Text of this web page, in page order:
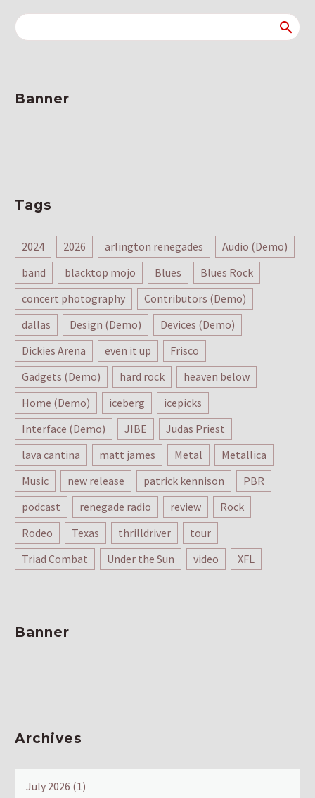
Banner
Tags
2024 2026 arlington renegades
Audio (Demo)
band
blacktop mojo Blues
Blues Rock
concert photography
Contributors (Demo)
dallas
Design (Demo)
Devices (Demo)
Dickies Arena
even it up
Frisco
Gadgets (Demo)
hard rock
heaven below
Home (Demo)
iceberg
icepicks
Interface (Demo)
JIBE
Judas Priest
lava cantina
matt james Metal
Metallica
Music
new release patrick kennison
PBR
podcast
renegade radio review
Rock
Rodeo
Texas thrilldriver
tour
Triad Combat
Under the Sun video XFL
Banner
Archives
July 2026 (1)